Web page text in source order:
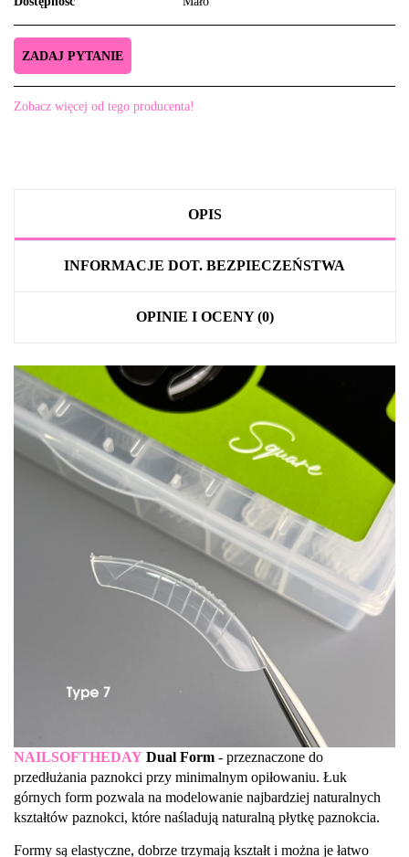
ZADAJ PYTANIE
Zobacz więcej od tego producenta!
OPIS
INFORMACJE DOT. BEZPIECZEŃSTWA
OPINIE I OCENY (0)
NAILSOFTHEDAY Dual Form - przeznaczone do
przedłużania paznokci przy minimalnym opiłowaniu. Łuk
górnych form pozwala na modelowanie najbardziej naturalnych
kształtów paznokci, które naśladują naturalną płytkę paznokcia.
Formy są elastyczne, dobrze trzymają kształt i można je łatwo